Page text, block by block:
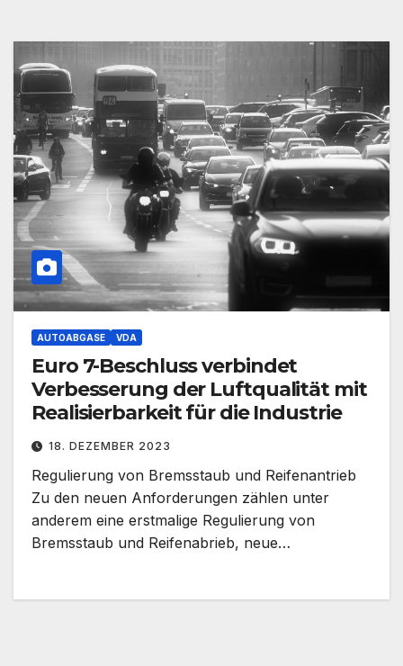
AUTOABGASE VDA
Euro 7-Beschluss verbindet
Verbesserung der Luftqualität mit
Realisierbarkeit für die Industrie
18. DEZEMBER 2023
Regulierung von Bremsstaub und Reifenantrieb
Zu den neuen Anforderungen zählen unter
anderem eine erstmalige Regulierung von
Bremsstaub und Reifenabrieb, neue…